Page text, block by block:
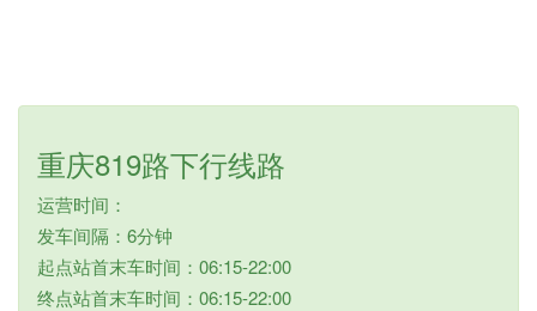
重庆819路下行线路
运营时间：
发车间隔：6分钟
起点站首末车时间：06:15-22:00
终点站首末车时间：06:15-22:00